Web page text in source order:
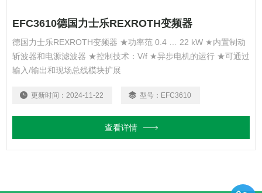
EFC3610德国力士乐REXROTH变频器
德国力士乐REXROTH变频器 ★功率范 0.4 … 22 kW ★内置制动
斩波器和电源滤波器 ★控制技术：V/f ★异步电机的运行 ★可通过
输入/输出和现场总线模块扩展
更新时间： 2024-11-22 型号： EFC3610
查看详情